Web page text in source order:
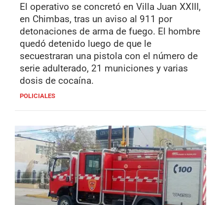
El operativo se concretó en Villa Juan XXIII,
en Chimbas, tras un aviso al 911 por
detonaciones de arma de fuego. El hombre
quedó detenido luego de que le
secuestraran una pistola con el número de
serie adulterado, 21 municiones y varias
dosis de cocaína.
POLICIALES